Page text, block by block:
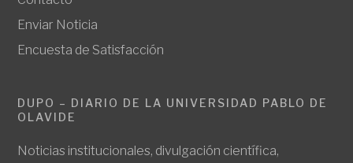
Enviar Noticia
Encuesta de Satisfacción
DUPO – DIARIO DE LA UNIVERSIDAD PABLO DE
OLAVIDE
Noticias institucionales, divulgación científica,